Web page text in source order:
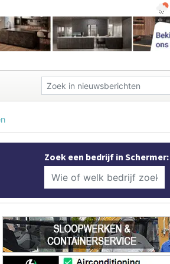
Zoek een bedrijf in Schermer: